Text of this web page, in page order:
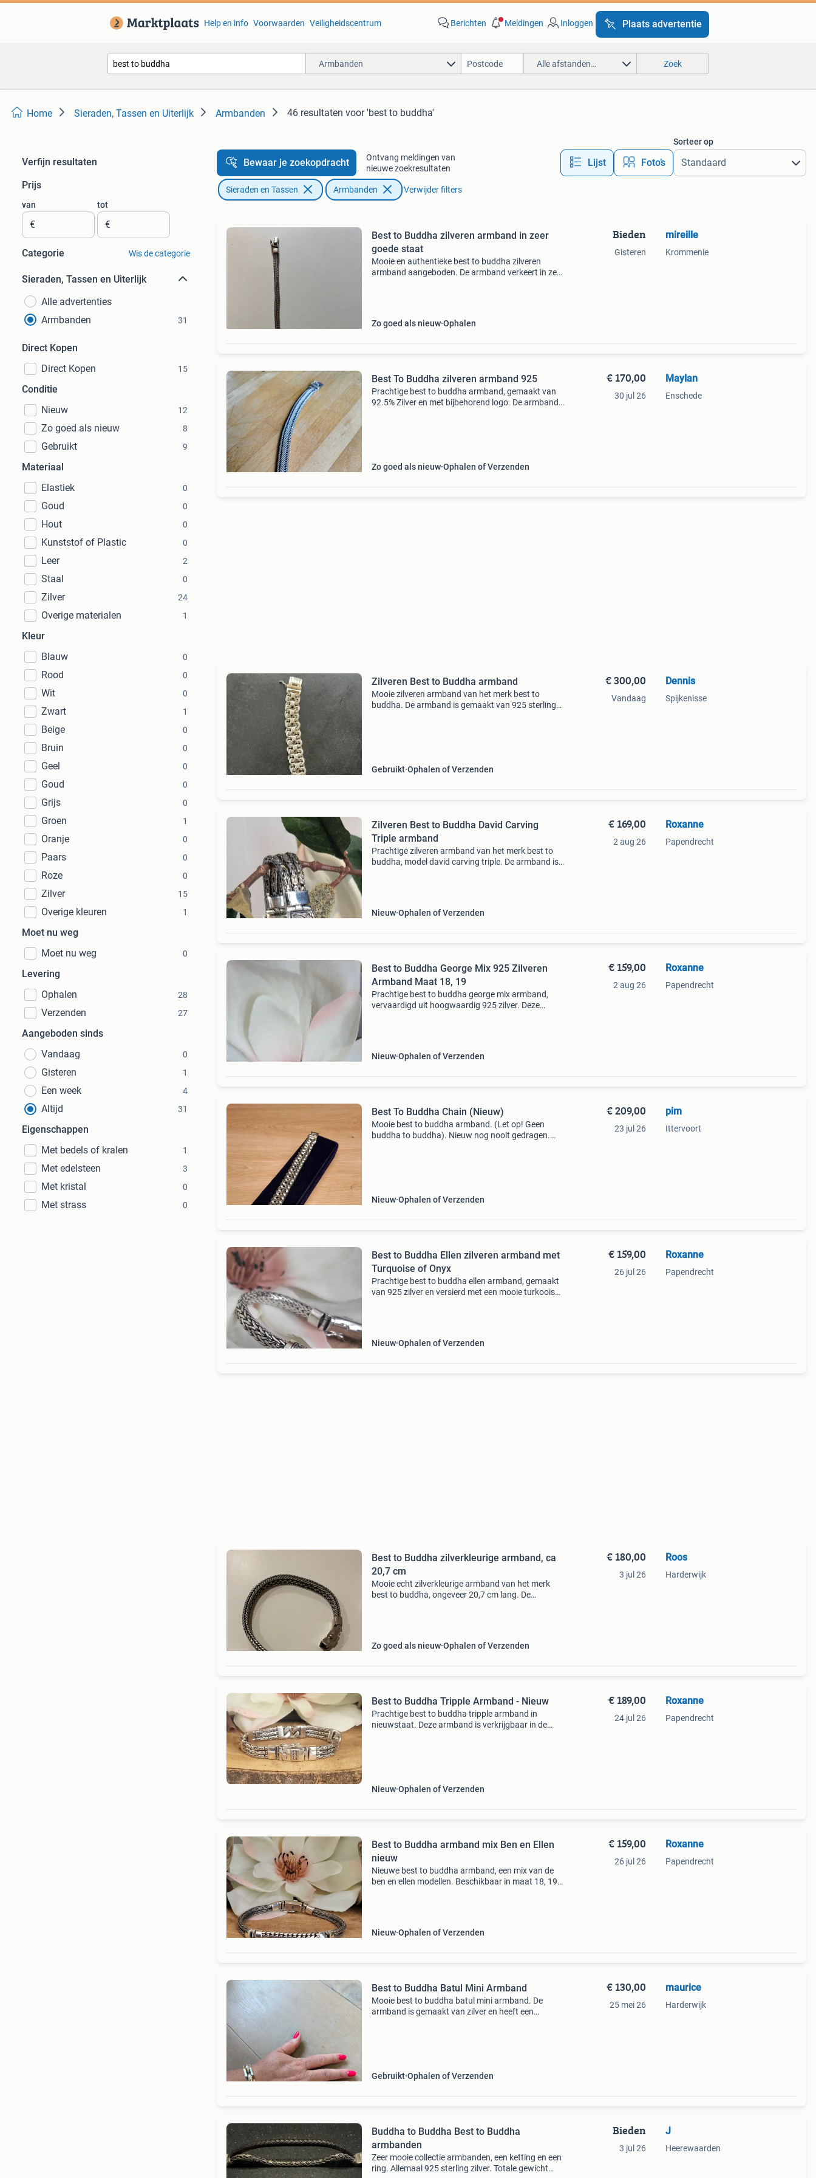
Help en info Voorwaarden Veiligheidscentrum Berichten Meldingen Inloggen Plaats advertentie
Armbanden Alle afstanden… Zoek
Home Sieraden, Tassen en Uiterlijk Armbanden 46 resultaten voor 'best to buddha'
Verfijn resultaten
Prijs
van
€
tot
€
Categorie Wis de categorie
Sieraden, Tassen en Uiterlijk
Alle advertenties
Armbanden
31
Direct Kopen
Direct Kopen
15
Conditie
Nieuw
12
Zo goed als nieuw 8
Gebruikt 9
Materiaal
Elastiek
0
Goud 0
Hout 0
Kunststof of Plastic 0
Leer 2
Staal 0
Zilver 24
Overige materialen 1
Kleur
Blauw
0
Rood 0
Wit 0
Zwart 1
Beige 0
Bruin 0
Geel 0
Goud 0
Grijs 0
Groen 1
Oranje 0
Paars 0
Roze 0
Zilver 15
Overige kleuren 1
Moet nu weg
Moet nu weg
0
Levering
Ophalen
28
Verzenden 27
Aangeboden sinds
Vandaag
0
Gisteren 1
Een week 4
Altijd 31
Eigenschappen
Met bedels of kralen
1
Met edelsteen 3
Met kristal 0
Met strass 0
Bewaar je zoekopdracht
Ontvang meldingen van
nieuwe zoekresultaten
Lijst Foto’s
Sorteer op
Sieraden en Tassen Armbanden Verwijder filters
Best to Buddha zilveren armband in zeer
goede staat
Mooie en authentieke best to buddha zilveren
armband aangeboden. De armband verkeert in zeer
Zo goed als nieuw Ophalen
Bieden
Gisteren
mireille
Krommenie
Best To Buddha zilveren armband 925
Prachtige best to buddha armband, gemaakt van
92.5% Zilver en met bijbehorend logo. De armband
Zo goed als nieuw Ophalen of Verzenden
€ 170,00
30 jul 26
Maylan
Enschede
Zilveren Best to Buddha armband
Mooie zilveren armband van het merk best to
buddha. De armband is gemaakt van 925 sterling
Gebruikt Ophalen of Verzenden
€ 300,00
Vandaag
Dennis
Spijkenisse
Zilveren Best to Buddha David Carving
Triple armband
Prachtige zilveren armband van het merk best to
buddha, model david carving triple. De armband is
Nieuw Ophalen of Verzenden
€ 169,00
2 aug 26
Roxanne
Papendrecht
Best to Buddha George Mix 925 Zilveren
Armband Maat 18, 19
Prachtige best to buddha george mix armband,
vervaardigd uit hoogwaardig 925 zilver. Deze
Nieuw Ophalen of Verzenden
€ 159,00
2 aug 26
Roxanne
Papendrecht
Best To Buddha Chain (Nieuw)
Mooie best to buddha armband. (Let op! Geen
buddha to buddha). Nieuw nog nooit gedragen.
Nieuw Ophalen of Verzenden
€ 209,00
23 jul 26
pim
Ittervoort
Best to Buddha Ellen zilveren armband met
Turquoise of Onyx
Prachtige best to buddha ellen armband, gemaakt
van 925 zilver en versierd met een mooie turkoois
Nieuw Ophalen of Verzenden
€ 159,00
26 jul 26
Roxanne
Papendrecht
Best to Buddha zilverkleurige armband, ca
20,7 cm
Mooie echt zilverkleurige armband van het merk
best to buddha, ongeveer 20,7 cm lang. De
Zo goed als nieuw Ophalen of Verzenden
€ 180,00
3 jul 26
Roos
Harderwijk
Best to Buddha Tripple Armband - Nieuw
Prachtige best to buddha tripple armband in
nieuwstaat. Deze armband is verkrijgbaar in de
Nieuw Ophalen of Verzenden
€ 189,00
24 jul 26
Roxanne
Papendrecht
Best to Buddha armband mix Ben en Ellen
nieuw
Nieuwe best to buddha armband, een mix van de
ben en ellen modellen. Beschikbaar in maat 18, 19
Nieuw Ophalen of Verzenden
€ 159,00
26 jul 26
Roxanne
Papendrecht
Best to Buddha Batul Mini Armband
Mooie best to buddha batul mini armband. De
armband is gemaakt van zilver en heeft een
Gebruikt Ophalen of Verzenden
€ 130,00
25 mei 26
maurice
Harderwijk
Buddha to Buddha Best to Buddha
armbanden
Zeer mooie collectie armbanden, een ketting en een
ring. Allemaal 925 sterling zilver. Totale gewicht
Bieden
3 jul 26
J
Heerewaarden